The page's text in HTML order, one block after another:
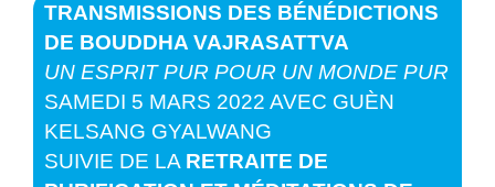
TRANSMISSIONS DES BÉNÉDICTIONS
DE BOUDDHA VAJRASATTVA
UN ESPRIT PUR POUR UN MONDE PUR
SAMEDI 5 MARS 2022 AVEC GUÈN
KELSANG GYALWANG
SUIVIE DE LA RETRAITE DE